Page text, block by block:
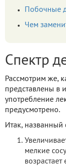
Побочные
Чем
Спектр
Рассмотрим же,
представлены в
употребление
предусмотрено.
Итак, названный
мелкие